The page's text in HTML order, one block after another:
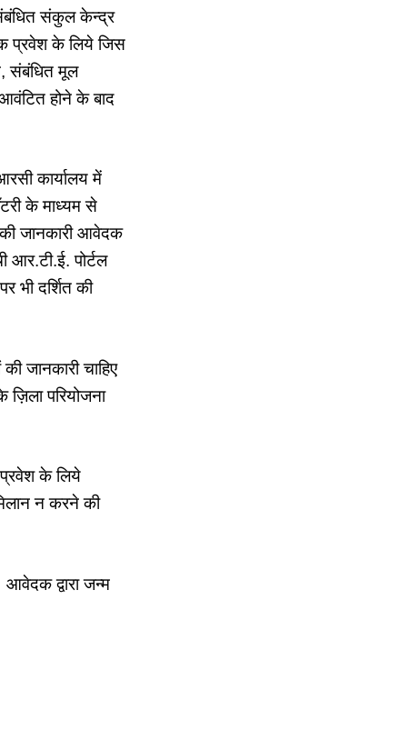
संकुल केन्द्र
प्रवेश के लिये जिस
संबंधित मूल
होने के बाद
कार्यालय में
के माध्यम से
जानकारी आवेदक
पोर्टल
भी दर्शित की
जानकारी चाहिए
ज़िला परियोजना
के लिये
न करने की
द्वारा जन्म